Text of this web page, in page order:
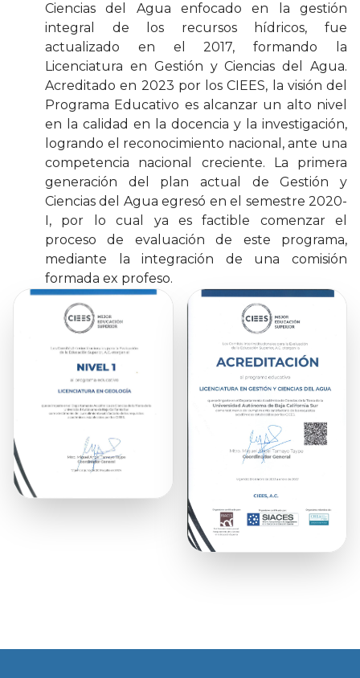
Ciencias del Agua enfocado en la gestión
integral de los recursos hídricos, fue
actualizado en el 2017, formando la
Licenciatura en Gestión y Ciencias del Agua.
Acreditado en 2023 por los CIEES, la visión del
Programa Educativo es alcanzar un alto nivel
en la calidad en la docencia y la investigación,
logrando el reconocimiento nacional, ante una
competencia nacional creciente. La primera
generación del plan actual de Gestión y
Ciencias del Agua egresó en el semestre 2020-
I, por lo cual ya es factible comenzar el
proceso de evaluación de este programa,
mediante la integración de una comisión
formada ex profeso.